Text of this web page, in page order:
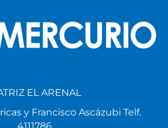
EL ARENAL
y Francisco Ascázubi Telf.